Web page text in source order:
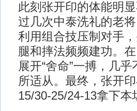
此刻张开印的体能明
过几次中泰洗礼的老
利用组合技压制对手
腿和摔法频频建功。
展开“舍命”一搏，几
所适从。最终，张开
15/30-25/24-13拿下